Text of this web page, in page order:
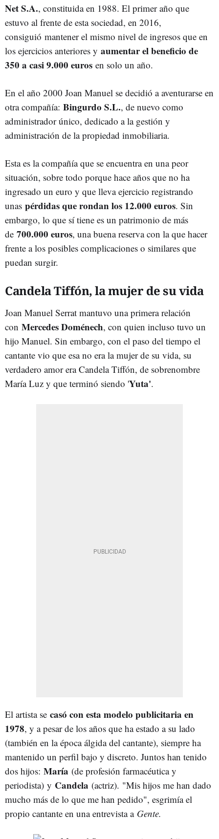
Net S.A., constituida en 1988. El primer año que
estuvo al frente de esta sociedad, en 2016,
consiguió mantener el mismo nivel de ingresos que en
los ejercicios anteriores y aumentar el beneficio de
350 a casi 9.000 euros en solo un año.
En el año 2000 Joan Manuel se decidió a aventurarse en
otra compañía: Bingurdo S.L., de nuevo como
administrador único, dedicado a la gestión y
administración de la propiedad inmobiliaria.
Esta es la compañía que se encuentra en una peor
situación, sobre todo porque hace años que no ha
ingresado un euro y que lleva ejercicio registrando
unas pérdidas que rondan los 12.000 euros. Sin
embargo, lo que sí tiene es un patrimonio de más
de 700.000 euros, una buena reserva con la que hacer
frente a los posibles complicaciones o similares que
puedan surgir.
Candela Tiffón, la mujer de su vida
Joan Manuel Serrat mantuvo una primera relación
con Mercedes Doménech, con quien incluso tuvo un
hijo Manuel. Sin embargo, con el paso del tiempo el
cantante vio que esa no era la mujer de su vida, su
verdadero amor era Candela Tiffón, de sobrenombre
María Luz y que terminó siendo 'Yuta'.
El artista se casó con esta modelo publicitaria en
1978, y a pesar de los años que ha estado a su lado
(también en la época álgida del cantante), siempre ha
mantenido un perfil bajo y discreto. Juntos han tenido
dos hijos: María (de profesión farmacéutica y
periodista) y Candela (actriz). "Mis hijos me han dado
mucho más de lo que me han pedido", esgrimía el
propio cantante en una entrevista a Gente.